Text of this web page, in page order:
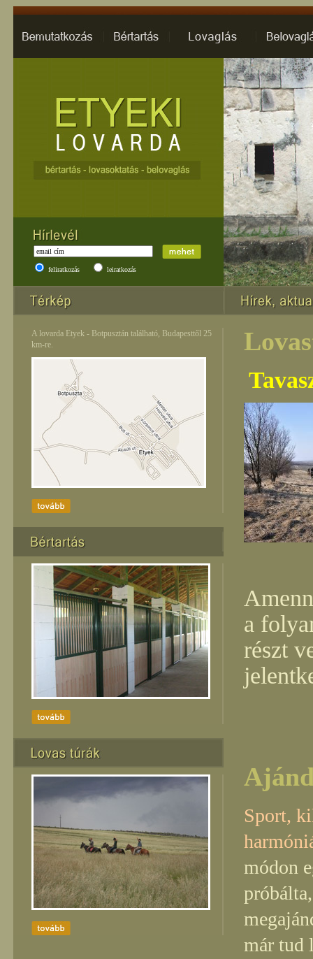
feliratkozás leiratkozás
A lovarda Etyek - Botpusztán található, Budapesttől 25
km-re.
a
részt
Sport,
módon
már tud